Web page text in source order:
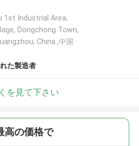
1st Industrial Area,
Dongchong Town,
China ,中国
た製造者
を見て下さい
高の価格で